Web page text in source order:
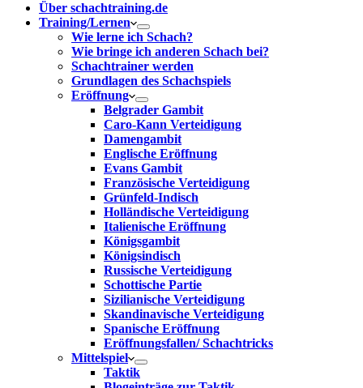
Über schachtraining.de
Training/Lernen
Wie lerne ich Schach?
Wie bringe ich anderen Schach bei?
Schachtrainer werden
Grundlagen des Schachspiels
Eröffnung
Belgrader Gambit
Caro-Kann Verteidigung
Damengambit
Englische Eröffnung
Evans Gambit
Französische Verteidigung
Grünfeld-Indisch
Holländische Verteidigung
Italienische Eröffnung
Königsgambit
Königsindisch
Russische Verteidigung
Schottische Partie
Sizilianische Verteidigung
Skandinavische Verteidigung
Spanische Eröffnung
Eröffnungsfallen/ Schachtricks
Mittelspiel
Taktik